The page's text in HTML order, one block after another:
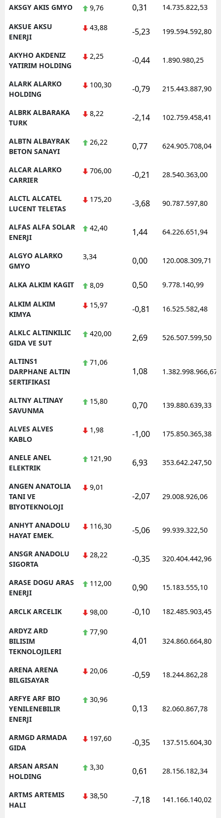
AKSGY AKIS GMYO 9,76 0,31 14.735.822,53
AKSUE AKSU
ENERJI
43,88 -5,23 199.594.592,80
AKYHO AKDENIZ
YATIRIM HOLDING
2,25 -0,44 1.890.980,25
ALARK ALARKO
HOLDING
100,30 -0,79 215.443.887,90
ALBRK ALBARAKA
TURK
8,22 -2,14 102.759.458,41
ALBTN ALBAYRAK
BETON SANAYI
26,22 0,77 624.905.708,04
ALCAR ALARKO
CARRIER
706,00 -0,21 28.540.363,00
ALCTL ALCATEL
LUCENT TELETAS
175,20 -3,68 90.787.597,80
ALFAS ALFA SOLAR
ENERJI
42,40 1,44 64.226.651,94
ALGYO ALARKO
GMYO
3,34 0,00 120.008.309,71
ALKA ALKIM KAGIT 8,09 0,50 9.778.140,99
ALKIM ALKIM
KIMYA
15,97 -0,81 16.525.582,48
ALKLC ALTINKILIC
GIDA VE SUT
420,00 2,69 526.507.599,50
ALTINS1
DARPHANE ALTIN
SERTIFIKASI
71,06
1,08 1.382.998.966,67
ALTNY ALTINAY
SAVUNMA
15,80 0,70 139.880.639,33
ALVES ALVES
KABLO
1,98 -1,00 175.850.365,38
ANELE ANEL
ELEKTRIK
121,90 6,93 353.642.247,50
ANGEN ANATOLIA
TANI VE
BIYOTEKNOLOJI
9,01
-2,07 29.008.926,06
ANHYT ANADOLU
HAYAT EMEK.
116,30 -5,06 99.939.322,50
ANSGR ANADOLU
SIGORTA
28,22 -0,35 320.404.442,96
ARASE DOGU ARAS
ENERJI
112,00 0,90 15.183.555,10
ARCLK ARCELIK 98,00 -0,10 182.485.903,45
ARDYZ ARD
BILISIM
TEKNOLOJILERI
77,90
4,01 324.860.664,80
ARENA ARENA
BILGISAYAR
20,06 -0,59 18.244.862,28
ARFYE ARF BIO
YENILENEBILIR
ENERJI
30,96
0,13 82.060.867,78
ARMGD ARMADA
GIDA
197,60 -0,35 137.515.604,30
ARSAN ARSAN
HOLDING
3,30 0,61 28.156.182,34
ARTMS ARTEMIS
HALI
38,50 -7,18 141.166.140,02